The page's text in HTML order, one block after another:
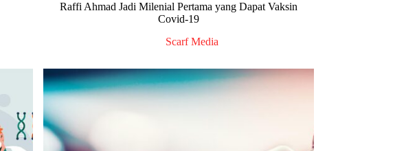
Raffi Ahmad Jadi Milenial Pertama yang Dapat Vaksin
Covid-19
Scarf Media